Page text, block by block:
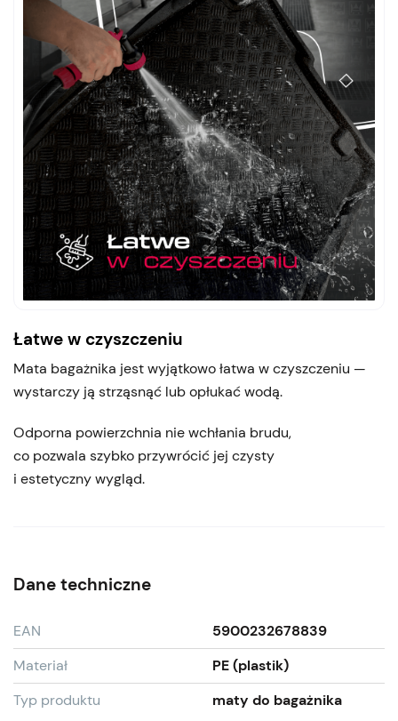
Łatwe w czyszczeniu
Mata bagażnika jest wyjątkowo łatwa w czyszczeniu —
wystarczy ją strząsnąć lub opłukać wodą.
Odporna powierzchnia nie wchłania brudu,
co pozwala szybko przywrócić jej czysty
i estetyczny wygląd.
Dane techniczne
EAN
5900232678839
Materiał
PE (plastik)
Typ produktu
maty do bagażnika